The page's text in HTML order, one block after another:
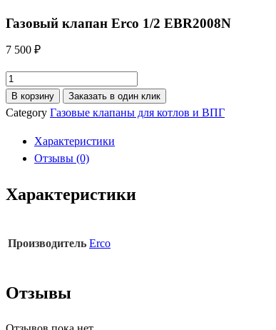
Газовый клапан Erco 1/2 EBR2008N
7 500 ₽
Количество
товара
Газовый
Erco
В корзину Заказать в один клик
Category Газовые клапаны для котлов и ВПГ
Характеристики
Отзывы (0)
Характеристики
Производитель Erco
Отзывы